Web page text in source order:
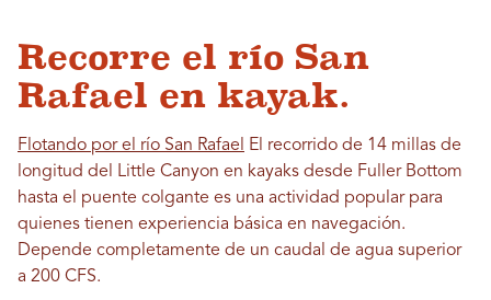
Recorre el río San
Rafael en kayak.
Flotando por el río San Rafael
El recorrido de 14 millas de
longitud del Little Canyon en kayaks desde Fuller Bottom
hasta el puente colgante es una actividad popular para
quienes tienen experiencia básica en navegación.
Depende completamente de un caudal de agua superior
a 200 CFS.